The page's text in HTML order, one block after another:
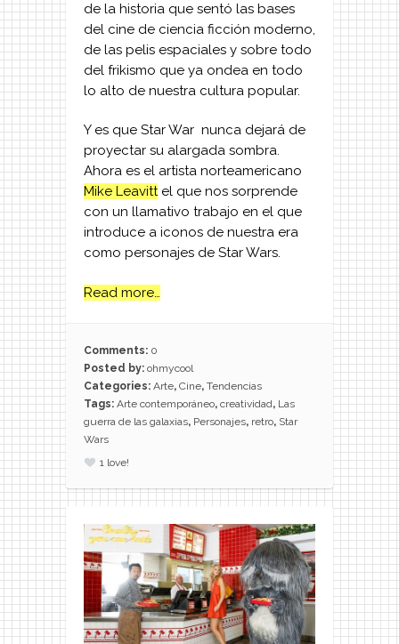
de la historia que sentó las bases
del cine de ciencia ficción moderno,
de las pelis espaciales y sobre todo
del frikismo que ya ondea en todo
lo alto de nuestra cultura popular.
Y es que Star War nunca dejará de
proyectar su alargada sombra.
Ahora es el artista norteamericano
Mike Leavittel que nos sorprende
con un llamativo trabajo en el que
introduce a iconos de nuestra era
como personajes de Star Wars.
Read more…
Comments: 0
Posted by: ohmycool
Categories: Arte, Cine, Tendencias
Tags: Arte contemporáneo, creatividad, Las
guerra de las galaxias, Personajes, retro, Star
Wars
1 love!